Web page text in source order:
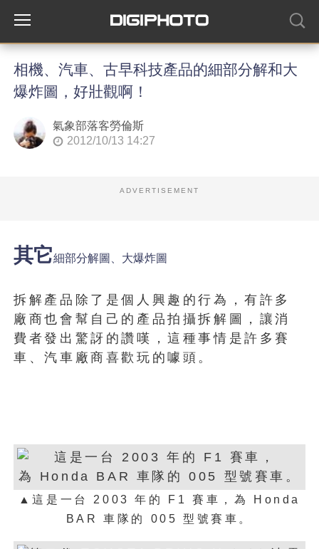
相機、汽車、古早科技產品的細部分解和大
爆炸圖，好壯觀啊！
氣象部落客勞倫斯
2012/10/13 14:27
ADVERTISEMENT
其它細部分解圖、大爆炸圖
拆解產品除了是個人興趣的行為，有許多
廠商也會幫自己的產品拍攝拆解圖，讓消
費者發出驚訝的讚嘆，這種事情是許多賽
車、汽車廠商喜歡玩的噱頭。
▲這是一台 2003 年的 F1 賽車，為
Honda
BAR 車隊的
005 型號賽車。